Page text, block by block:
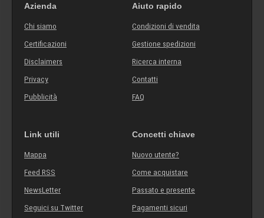
Azienda
Chi siamo
Certificazioni
Disclaimers
Privacy
Pubblicità
Aiuto rapido
Condizioni di vendita
Gestione spedizioni
Ricerca interna
Contatti
FAQ
Link utili
Mappa
Feed RSS
NewsLetter
Seguici su Twitter
Concetti chiave
Nuovo utente?
Come acquistare
Passato e presente
Pagamenti sicuri